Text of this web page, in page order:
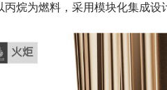
丙烷为燃料，采用模块化集成设